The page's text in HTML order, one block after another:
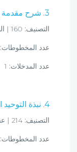
3. شرح مقدمة إيساغوجي (السنوسي)
التصنيف:
عدد المخطوطات:
عدد المدخلات:
4. نبذة التوحيد المخرجة في شرح العقيدة السنوسية
التصنيف:
عدد المخطوطات: